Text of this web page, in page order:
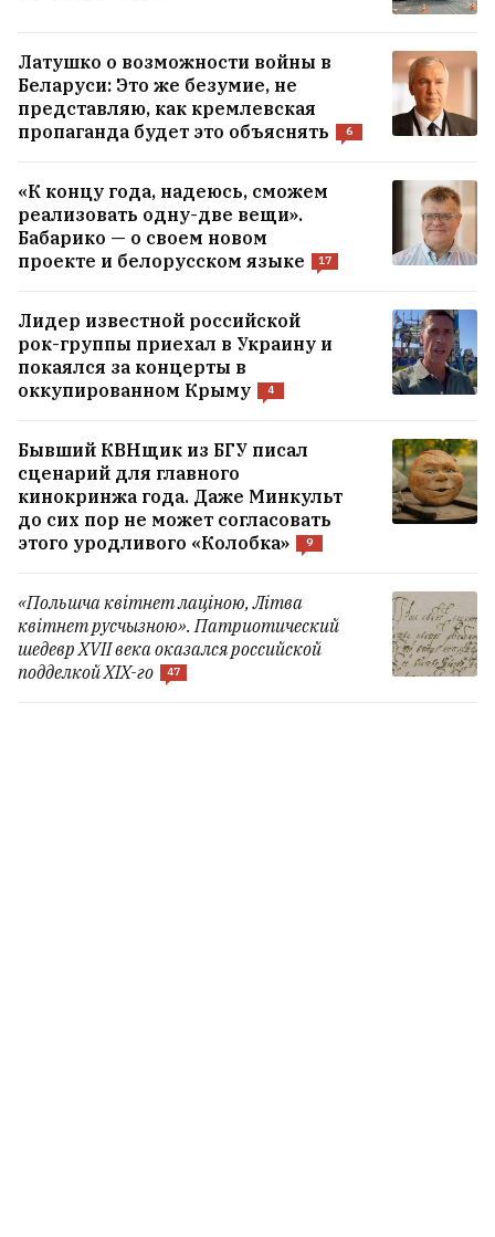
Латушко о возможности войны в
Беларуси: Это же безумие, не
представляю, как кремлевская
пропаганда будет это объяснять
6
«К концу года, надеюсь, сможем
реализовать одну-две вещи».
Бабарико — о своем новом
проекте и белорусском языке
17
Лидер известной российской
рок-группы приехал в Украину и
покаялся за концерты в
оккупированном Крыму
4
Бывший КВНщик из БГУ писал
сценарий для главного
кинокринжа года. Даже Минкульт
до сих пор не может согласовать
этого уродливого «Колобка»
9
«Польшча квітнет лаціною, Літва
квітнет русчызною». Патриотический
шедевр XVII века оказался российской
подделкой XIX-го
47